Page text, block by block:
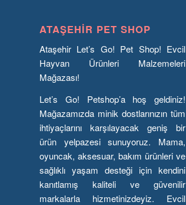
ATAŞEHIR PET SHOP
Ataşehir Let’s Go! Pet Shop! Evcil
Hayvan Ürünleri Malzemeleri
Mağazası!
Let’s Go! Petshop’a hoş geldiniz!
Mağazamızda minik dostlarınızın tüm
ihtiyaçlarını karşılayacak geniş bir
ürün yelpazesi sunuyoruz. Mama,
oyuncak, aksesuar, bakım ürünleri ve
sağlıklı yaşam desteği için kendini
kanıtlamış kaliteli ve güvenilir
markalarla hizmetinizdeyiz. Evcil